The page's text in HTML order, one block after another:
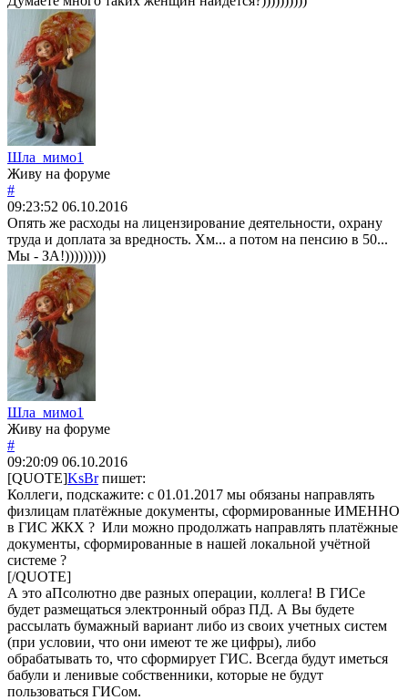
Шла_мимо1
Живу на форуме
#
09:23:52 06.10.2016
Опять же расходы на лицензирование деятельности, охрану
труда и доплата за вредность. Хм... а потом на пенсию в 50...
Мы - ЗА!)))))))))
Шла_мимо1
Живу на форуме
#
09:20:09 06.10.2016
[QUOTE]KsBrпишет:
Коллеги, подскажите: с 01.01.2017 мы обязаны направлять
физлицам платёжные документы, сформированные ИМЕННО
в ГИС ЖКХ ? Или можно продолжать направлять платёжные
документы, сформированные в нашей локальной учётной
системе ?
[/QUOTE]
А это аПсолютно две разных операции, коллега! В ГИСе
будет размещаться электронный образ ПД. А Вы будете
рассылать бумажный вариант либо из своих учетных систем
(при условии, что они имеют те же цифры), либо
обрабатывать то, что сформирует ГИС. Всегда будут иметься
бабули и ленивые собственники, которые не будут
пользоваться ГИСом.